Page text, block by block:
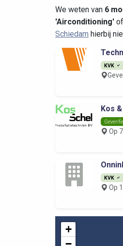
We weten van 6
'Airconditioning'
Schiedam hierbij
KVK
Kos
Op
KVK
Op
+